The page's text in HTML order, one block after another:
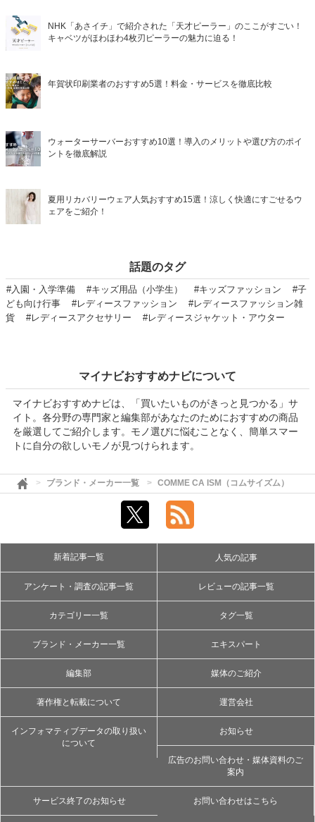
NHK「あさイチ」で紹介された「天才ピーラー」のここがすごい！
キャベツがほわほわ4枚刃ピーラーの魅力に迫る！
年賀状印刷業者のおすすめ5選！料金・サービスを徹底比較
ウォーターサーバーおすすめ10選！導入のメリットや選び方のポイ
ントを徹底解説
夏用リカバリーウェア人気おすすめ15選！涼しく快適にすごせるウ
ェアをご紹介！
話題のタグ
#入園・入学準備 #キッズ用品（小学生） #キッズファッション
#子
ども向け行事
#レディースファッション
#レディースファッション雑
貨
#レディースアクセサリー #レディースジャケット・アウター
マイナビおすすめナビについて
マイナビおすすめナビは、「買いたいものがきっと見つかる」サ
イト。各分野の専門家と編集部があなたのためにおすすめの商品
を厳選してご紹介します。モノ選びに悩むことなく、簡単スマー
トに自分の欲しいモノが見つけられます。
ブランド・メーカー一覧 COMME CA ISM（コムサイズム）
新着記事一覧 人気の記事
アンケート・調査の記事一覧 レビューの記事一覧
カテゴリー一覧 タグ一覧
ブランド・メーカー一覧 エキスパート
編集部 媒体のご紹介
著作権と転載について 運営会社
インフォマティブデータの取り扱い
について
お知らせ
広告のお問い合わせ・媒体資料のご
案内
サービス終了のお知らせ お問い合わせはこちら